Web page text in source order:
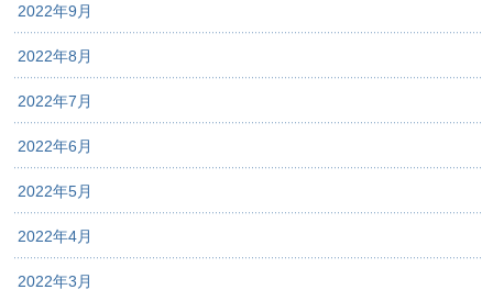
2022年9月
2022年8月
2022年7月
2022年6月
2022年5月
2022年4月
2022年3月